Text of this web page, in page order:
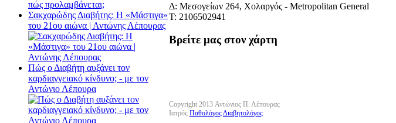
Σακχαρώδης Διαβήτης: Η «Μάστιγα»
του 21ου αιώνα | Αντώνης Λέπουρας
Πώς ο Διαβήτη αυξάνει τον
καρδιαγγειακό κίνδυνο; - με τον
Αντώνιο Λέπουρα
Δ: Μεσογείων 264, Χολαργός - Metropolitan General
Τ: 2106502941
Βρείτε μας στον χάρτη
Copyright 2013 Αντώνιος Π. Λέπουρας
Ιατρός ΠαθολόγοςΔιαβητολόγος